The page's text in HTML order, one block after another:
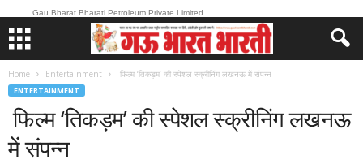
Gau Bharat Bharati Petroleum Private Limited
Home Entertainment फिल्म ‘तिकड़म’ की स्पेशल स्क्रीनिंग लखनऊ में संपन्न
ENTERTAINMENT
फिल्म ‘तिकड़म’ की स्पेशल स्क्रीनिंग लखनऊ
में संपन्न